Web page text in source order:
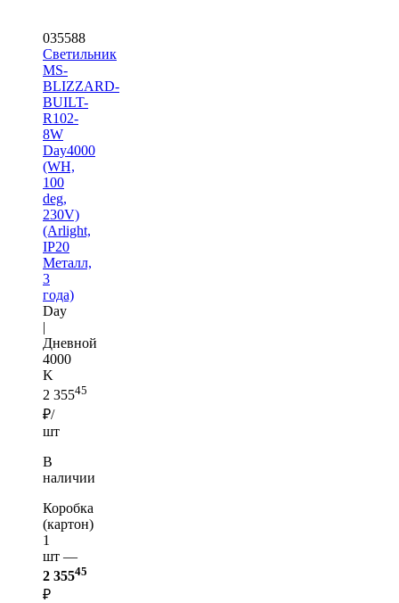
035588
Светильник
MS-
BLIZZARD-
BUILT-
R102-
8W
Day4000
(WH,
100
deg,
230V)
(Arlight,
IP20
Металл,
3
года)
Day
|
Дневной
4000
K
2 35545
₽/
шт
В
наличии
Коробка
(картон)
1
шт —
2 35545
₽